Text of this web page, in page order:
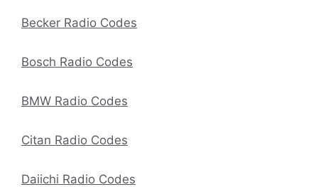
Becker Radio Codes
Bosch Radio Codes
BMW Radio Codes
Citan Radio Codes
Daiichi Radio Codes